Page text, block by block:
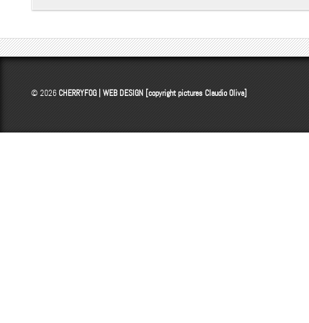
© 2026CHERRYFOG | WEB DESIGN [copyright picturesClaudio Oliva]